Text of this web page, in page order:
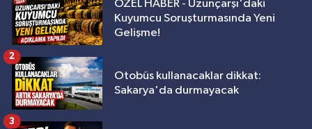
ÖZEL HABER - Uzunçarşı'daki
Kuyumcu Soruşturmasında Yeni
Gelişme!
Otobüs kullanacaklar dikkat:
Sakarya'da durmayacak
2
3